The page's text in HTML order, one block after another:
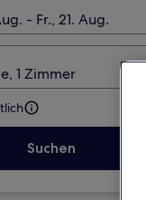
- Fr., 21. Aug.
1 Zimmer
Suchen